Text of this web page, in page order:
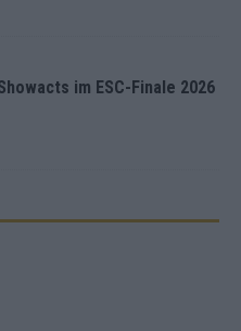
im ESC-Finale 2026